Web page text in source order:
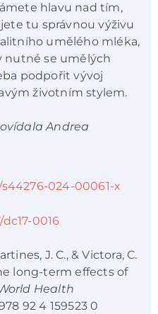
hlavu nad tím,
tu správnou výživu
umělého mléka,
nutné se umělých
podpořit vývoj
životním stylem.
Andrea
024-00061-x
0016
J. C., & Victora, C.
long-term effects of
Health
92 4 159523 0